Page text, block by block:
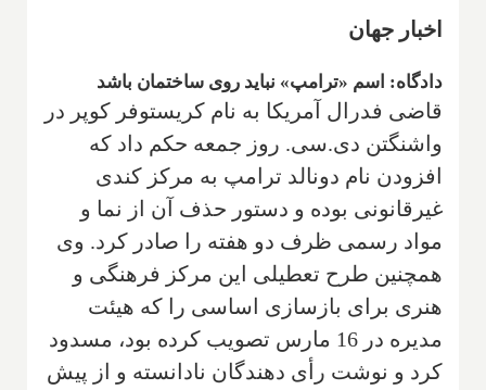
اخبار جهان
دادگاه: اسم «ترامپ» نباید روی ساختمان باشد
قاضی فدرال آمریکا به نام کریستوفر کوپر در
واشنگتن دی.سی. روز جمعه حکم داد که
افزودن نام دونالد ترامپ به مرکز کندی
غیرقانونی بوده و دستور حذف آن از نما و
مواد رسمی ظرف دو هفته را صادر کرد. وی
همچنین طرح تعطیلی این مرکز فرهنگی و
هنری برای بازسازی اساسی را که هیئت
مدیره در 16 مارس تصویب کرده بود، مسدود
کرد و نوشت رأی دهندگان نادانسته و از پیش